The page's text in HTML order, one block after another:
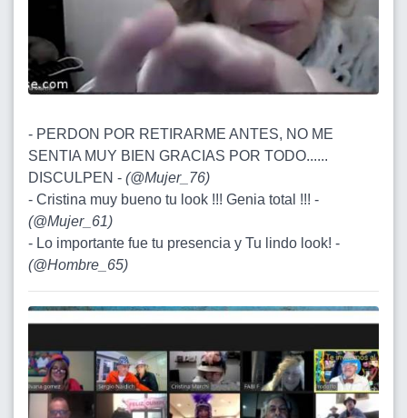
- PERDON POR RETIRARME ANTES, NO ME
SENTIA MUY BIEN GRACIAS POR TODO......
DISCULPEN - (@Mujer_76)
- Cristina muy bueno tu look !!! Genia total !!! -
(@Mujer_61)
- Lo importante fue tu presencia y Tu lindo look! -
(@Hombre_65)